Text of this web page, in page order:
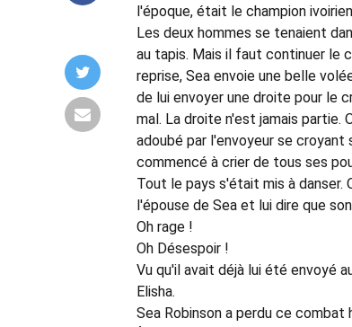
l'époque, était le champion
Les deux hommes se tenaient
au tapis. Mais il faut continuer le
reprise, Sea envoie une belle
de lui envoyer une droite pour le
mal. La droite n'est jamais partie.
adoubé par l'envoyeur se croyant
commencé à crier de tous ses
Tout le pays s'était mis à danser.
l'épouse de Sea et lui dire que
Oh rage !
Oh Désespoir !
Vu qu'il avait déjà lui été envoyé
Elisha.
Sea Robinson a perdu ce